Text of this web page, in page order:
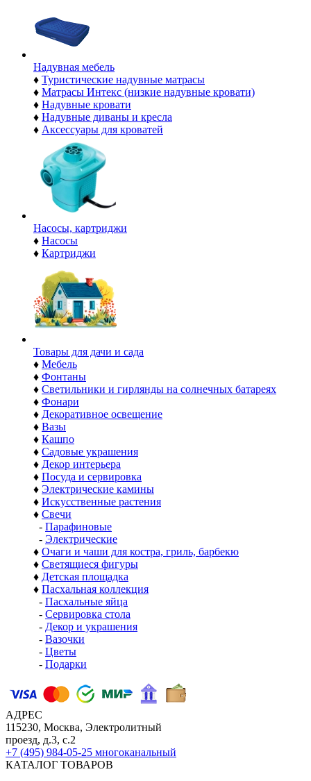
Надувная мебель
♦ Туристические надувные матрасы
♦ Матрасы Интекс (низкие надувные кровати)
♦ Надувные кровати
♦ Надувные диваны и кресла
♦ Аксессуары для кроватей
Насосы, картриджи
♦ Насосы
♦ Картриджи
Товары для дачи и сада
♦ Мебель
♦ Фонтаны
♦ Светильники и гирлянды на солнечных батареях
♦ Фонари
♦ Декоративное освещение
♦ Вазы
♦ Кашпо
♦ Садовые украшения
♦ Декор интерьера
♦ Посуда и сервировка
♦ Электрические камины
♦ Искусственные растения
♦ Свечи
- Парафиновые
- Электрические
♦ Очаги и чаши для костра, гриль, барбекю
♦ Светящиеся фигуры
♦ Детская площадка
♦ Пасхальная коллекция
- Пасхальные яйца
- Сервировка стола
- Декор и украшения
- Вазочки
- Цветы
- Подарки
АДРЕС
115230, Москва, Электролитный
проезд, д.3, с.2
+7 (495) 984-05-25 многоканальный
КАТАЛОГ ТОВАРОВ